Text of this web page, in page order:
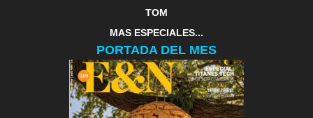
TOM
MAS ESPECIALES...
PORTADA DEL MES